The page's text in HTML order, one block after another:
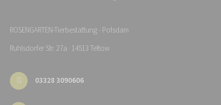
ROSENGARTEN-Tierbestattung - Potsdam
Ruhlsdorfer Str. 27a · 14513 Teltow
03328 3090606